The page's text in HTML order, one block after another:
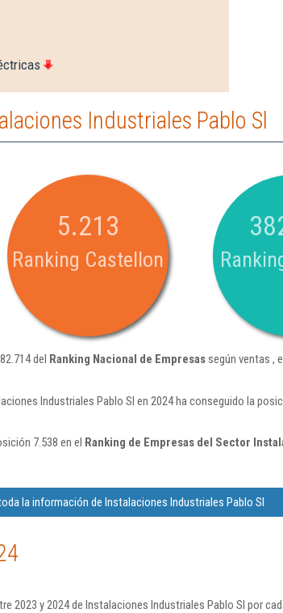
Industriales Pablo Sl
5.213
Ranking Castellon
del Ranking Nacional de Empresassegún ventas ,
Industriales Pablo Sl en 2024 ha conseguido la
7.538 en el Ranking de Empresas del Sector
la información de Instalaciones Industriales Pablo Sl
y 2024 de Instalaciones Industriales Pablo Sl por